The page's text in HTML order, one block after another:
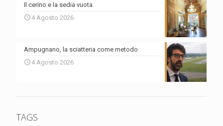
Il cerino e la sedia vuota
4 Agosto 2026
Ampugnano, la sciatteria come metodo
4 Agosto 2026
TAGS